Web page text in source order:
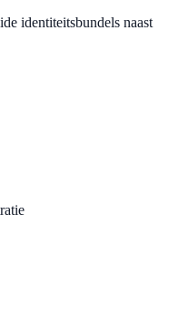
identiteitsbundels naast